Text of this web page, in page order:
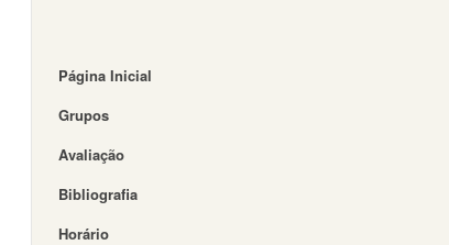
Página Inicial
Grupos
Avaliação
Bibliografia
Horário